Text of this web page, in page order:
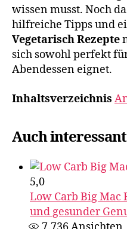
wissen musst. Noch
hilfreiche Tipps und
Vegetarisch Rezepte
sich sowohl perfekt
Abendessen eignet.
Inhaltsverzeichnis
Auch interessant
5,0
Low Carb Big Mac
und gesunder